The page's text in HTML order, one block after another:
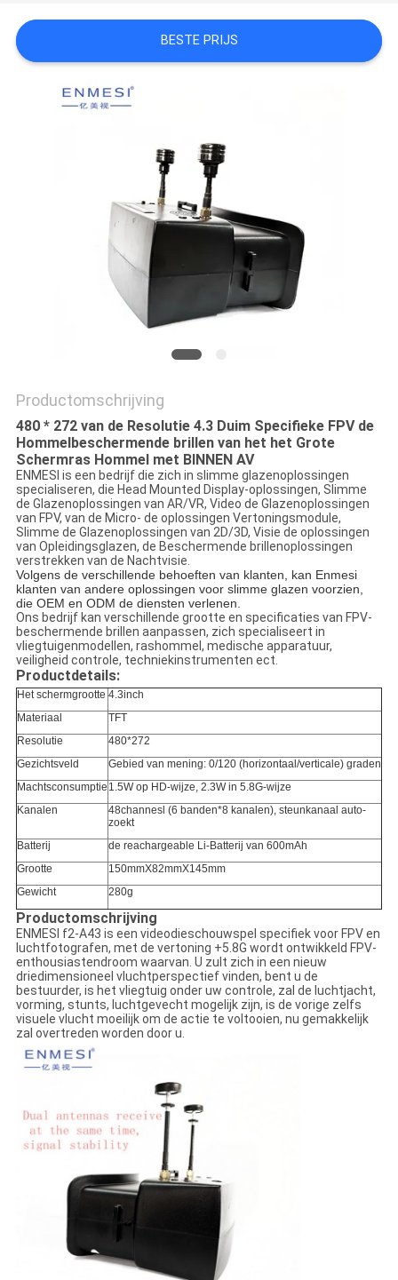
SITEMAP
PRIVACYBELEID
BESTE PRIJS
Productomschrijving
480 * 272 van de Resolutie 4.3 Duim Specifieke FPV de
Hommelbeschermende brillen van het het Grote
Schermras Hommel met BINNEN AV
ENMESI is een bedrijf die zich in slimme glazenoplossingen
specialiseren, die Head Mounted Display-oplossingen, Slimme
de Glazenoplossingen van AR/VR, Video de Glazenoplossingen
van FPV, van de Micro- de oplossingen Vertoningsmodule,
Slimme de Glazenoplossingen van 2D/3D, Visie de oplossingen
van Opleidingsglazen, de Beschermende brillenoplossingen
verstrekken van de Nachtvisie.
Volgens de verschillende behoeften van klanten, kan Enmesi
klanten van andere oplossingen voor slimme glazen voorzien,
die OEM en ODM de diensten verlenen.
Ons bedrijf kan verschillende grootte en specificaties van FPV-
beschermende brillen aanpassen, zich specialiseert in
vliegtuigenmodellen, rashommel, medische apparatuur,
veiligheid controle, techniekinstrumenten ect.
Productdetails:
Het schermgrootte 4.3inch
Materiaal
TFT
Resolutie
480*272
Gezichtsveld
Gebied van mening: 0/120 (horizontaal/verticale) graden
Machtsconsumptie 1.5W op HD-wijze, 2.3W in 5.8G-wijze
Kanalen
48channesl (6 banden*8 kanalen), steunkanaal auto-
zoekt
Batterij
de reachargeable Li-Batterij van 600mAh
Grootte
150mmX82mmX145mm
Gewicht
280g
Productomschrijving
ENMESI f2-A43 is een videodieschouwspel specifiek voor FPV en
luchtfotografen, met de vertoning +5.8G wordt ontwikkeld FPV-
enthousiastendroom waarvan. U zult zich in een nieuw
driedimensioneel vluchtperspectief vinden, bent u de
bestuurder, is het vliegtuig onder uw controle, zal de luchtjacht,
vorming, stunts, luchtgevecht mogelijk zijn, is de vorige zelfs
visuele vlucht moeilijk om de actie te voltooien, nu gemakkelijk
zal overtreden worden door u.